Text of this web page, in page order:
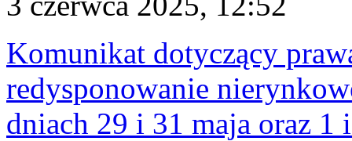
Komunikat dotyczący
redysponowanie
dniach 29 i 31 maja oraz 1